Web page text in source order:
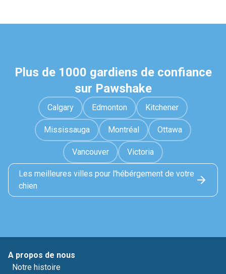
Plus de 1000 gardiens de confiance
sur Pawshake
Calgary Edmonton Kitchener
Mississauga Montréal Ottawa
Vancouver Victoria
Les meilleures villes pour l'hébérgement de votre
chien
A propos de nous
Notre histoire